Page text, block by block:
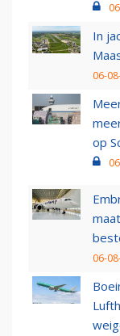
In
06-
op
06-